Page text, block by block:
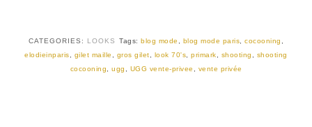
t
e
r
b
o
o
CATEGORIES: LOOKS Tags: blog mode blog mode paris cocooning
elodieinparis
gilet maille gros gilet look 70's ,primark shooting
shooting
cocooning
ugg UGG vente-privee vente privée